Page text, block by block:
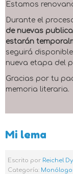
Estamos
Durante el
de nuevas
estarán
seguirá
nueva etapa del
Gracias por tu
memoria literaria.
Mi lema
Escrito por Reichel Dy
Categoría: